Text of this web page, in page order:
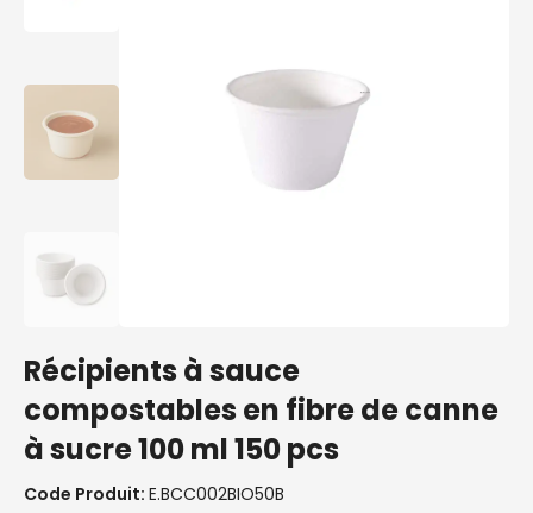
Récipients à sauce
compostables en fibre de canne
à sucre 100 ml 150 pcs
Code Produit: E.BCC002BIO50B